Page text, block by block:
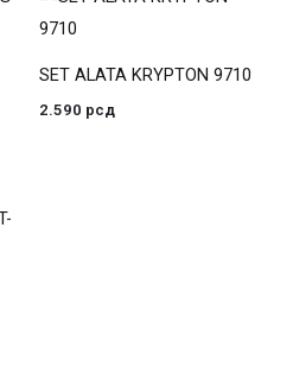
SET ALATA KRYPTON 9710
2.590 рсд